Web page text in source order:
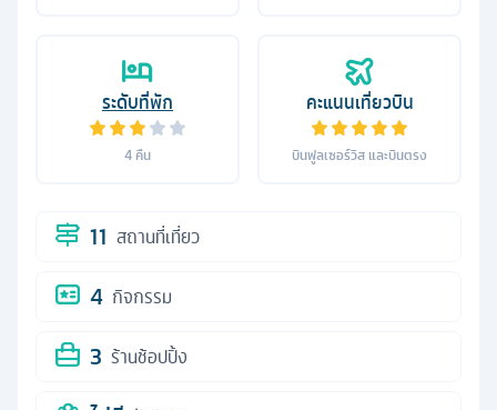
ระดับที่พัก
4 คืน
คะแนนเที่ยวบิน
บินฟูลเซอร์วิส และบินตรง
11 สถานที่เที่ยว
4 กิจกรรม
3 ร้านช้อปปิ้ง